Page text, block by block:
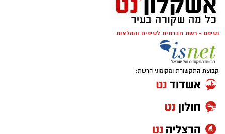
להורדת האפליקציה לחצו כאן
נטיפס - רשת חברתית לטיפים והמלצות
קבוצת התקשורת ומקומוני הרשת: